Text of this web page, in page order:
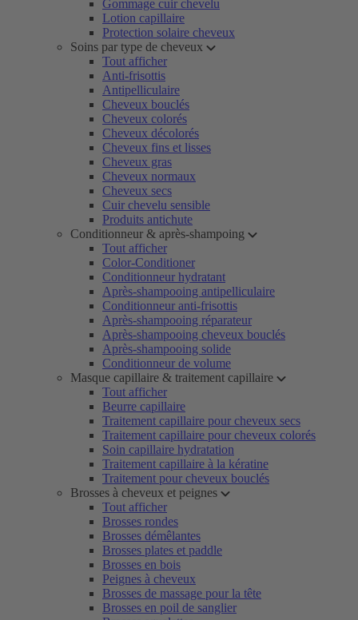
Gommage cuir chevelu
Lotion capillaire
Protection solaire cheveux
Soins par type de cheveux
Tout afficher
Anti-frisottis
Antipelliculaire
Cheveux bouclés
Cheveux colorés
Cheveux décolorés
Cheveux fins et lisses
Cheveux gras
Cheveux normaux
Cheveux secs
Cuir chevelu sensible
Produits antichute
Conditionneur & après-shampoing
Tout afficher
Color-Conditioner
Conditionneur hydratant
Après-shampooing antipelliculaire
Conditionneur anti-frisottis
Après-shampooing réparateur
Après-shampooing cheveux bouclés
Après-shampooing solide
Conditionneur de volume
Masque capillaire & traitement capillaire
Tout afficher
Beurre capillaire
Traitement capillaire pour cheveux secs
Traitement capillaire pour cheveux colorés
Soin capillaire hydratation
Traitement capillaire à la kératine
Traitement pour cheveux bouclés
Brosses à cheveux et peignes
Tout afficher
Brosses rondes
Brosses démêlantes
Brosses plates et paddle
Brosses en bois
Peignes à cheveux
Brosses de massage pour la tête
Brosses en poil de sanglier